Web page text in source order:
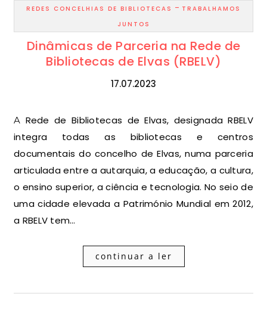
REDES CONCELHIAS DE BIBLIOTECAS - TRABALHAMOS
JUNTOS
Dinâmicas de Parceria na Rede de
Bibliotecas de Elvas (RBELV)
17.07.2023
A Rede de Bibliotecas de Elvas, designada RBELV
integra todas as bibliotecas e centros
documentais do concelho de Elvas, numa parceria
articulada entre a autarquia, a educação, a cultura,
o ensino superior, a ciência e tecnologia. No seio de
uma cidade elevada a Património Mundial em 2012,
a RBELV tem…
continuar a ler